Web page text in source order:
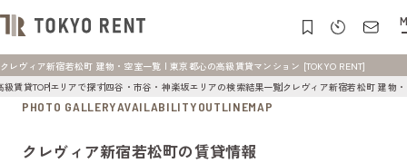
クレヴィア新宿若松町 建物・空室一覧 | 東京都心の高級賃貸マンション [TOKYO RENT]
級賃貸TOPエリアで探す四谷・市谷・神楽坂エリアの検索結果一覧クレヴィア新宿若松町 建物
PHOTO GALLERYAVAILABILITYOUTLINEMAP
クレヴィア新宿若松町の賃貸情報